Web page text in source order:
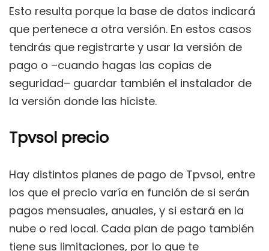
Esto resulta porque la base de datos indicará
que pertenece a otra versión. En estos casos
tendrás que registrarte y usar la versión de
pago o –cuando hagas las copias de
seguridad– guardar también el instalador de
la versión donde las hiciste.
Tpvsol precio
Hay distintos planes de pago de Tpvsol, entre
los que el precio varía en función de si serán
pagos mensuales, anuales, y si estará en la
nube o red local. Cada plan de pago también
tiene sus limitaciones, por lo que te